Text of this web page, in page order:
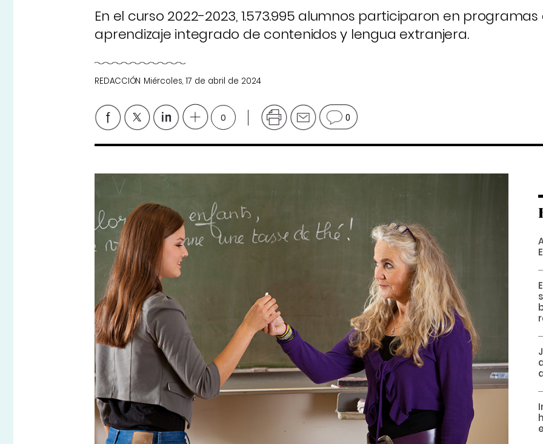
En el curso 2022-2023, 1.573.995 alumnos participaron en programas
aprendizaje integrado de contenidos y lengua extranjera.
REDACCIÓN Miércoles, 17 de abril de 2024
0 0